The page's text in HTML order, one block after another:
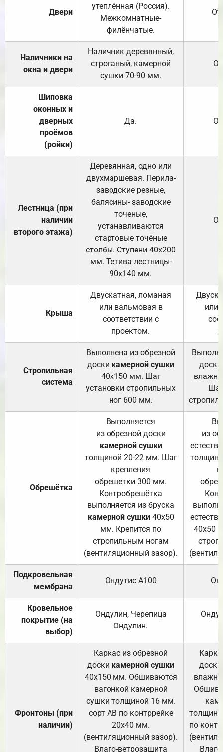
Двери
утеплённая (Россия).
Межкомнатные-
филёнчатые.
Наличники на
окна и двери
Наличник деревянный,
строганый, камерной
сушки 70-90 мм.
Шиповка
оконных и
дверных
проёмов
(ройки)
Да.
Лестница (при
наличии
второго этажа)
Деревянная, одно или
двухмаршевая. Перила-
заводские резные,
балясины- заводские
точеные,
устанавливаются
стартовые точёные
столбы. Ступени 40х200
мм. Тетива лестницы-
90х140 мм.
Крыша
Двускатная, ломаная
или вальмовая в
соответствии с
проектом.
или
Стропильная
система
Выполнена из обрезной
доски камерной сушки
40х150 мм. Шаг
установки стропильных
ног 600 мм.
доски
Обрешётка
Выполняется
из обрезной доски
камерной сушки
толщиной 20-22 мм. Шаг
крепления
обрешетки 300 мм.
Контробрешётка
выполняется из бруска
камерной сушки40х50
мм. Крепится по
стропильным ногам
(вентиляционный зазор).
из
40х50
Подкровельная
мембрана
Ондутис А100
Кровельное
покрытие (на
выбор)
Ондулин, Черепица
Ондулин.
Фронтоны (при
наличии)
Каркас из обрезной
доски камерной сушки
40х150 мм. Обшиваются
вагонкой камерной
сушки толщиной 16 мм.
сорт АВ по контррейке
20х40 мм.
(вентиляционный зазор).
Влаго-ветрозащита
доски
по